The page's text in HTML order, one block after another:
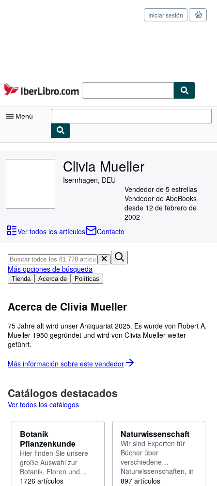
Pasar al contenido principal
IberLibro.com
Iniciar sesión
Menú
Consultar mis pedidos
Libros antiguos
Arte y coleccionismo
Vendedores
Comenzar a vender
Ayuda
Clivia Mueller
Isernhagen, DEU
Vendedor de 5 estrellas
Vendedor de AbeBooks
desde 12 de febrero de
2002
Ver todos los artículos
Contacto
Tienda Acerca de Políticas
Más opciones de búsqueda
Acerca de Clivia Mueller
75 Jahre alt wird unser Antiquariat 2025. Es wurde von Robert A.
Mueller 1950 gegründet und wird von Clivia Mueller weiter
geführt.
Más información sobre este vendedor
Catálogos destacados
Ver todos los catálogos
Botanik
Pflanzenkunde
Hier finden Sie unsere
große Auswahl zur
Botanik. Floren und
Gartenbücher sind in
1726 artículos
Naturwissenschaft
Wir sind Experten für
Bücher über
verschiedene
Naturwissenschaften, in
diesem Katalog finden
897 artículos